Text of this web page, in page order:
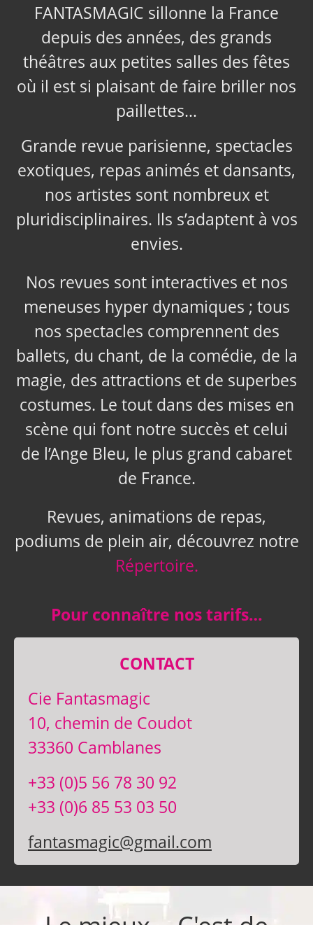
FANTASMAGIC sillonne la France
depuis des années, des grands
théâtres aux petites salles des fêtes
où il est si plaisant de faire briller nos
paillettes…
Grande revue parisienne, spectacles
exotiques, repas animés et dansants,
nos artistes sont nombreux et
pluridisciplinaires. Ils s’adaptent à vos
envies.
Nos revues sont interactives et nos
meneuses hyper dynamiques ; tous
nos spectacles comprennent des
ballets, du chant, de la comédie, de la
magie, des attractions et de superbes
costumes. Le tout dans des mises en
scène qui font notre succès et celui
de l’Ange Bleu, le plus grand cabaret
de France.
Revues, animations de repas,
podiums de plein air, découvrez notre
Répertoire.
Pour connaître nos tarifs…
CONTACT
Cie Fantasmagic
10, chemin de Coudot
33360 Camblanes
+33 (0)5 56 78 30 92
+33 (0)6 85 53 03 50
fantasmagic@gmail.com